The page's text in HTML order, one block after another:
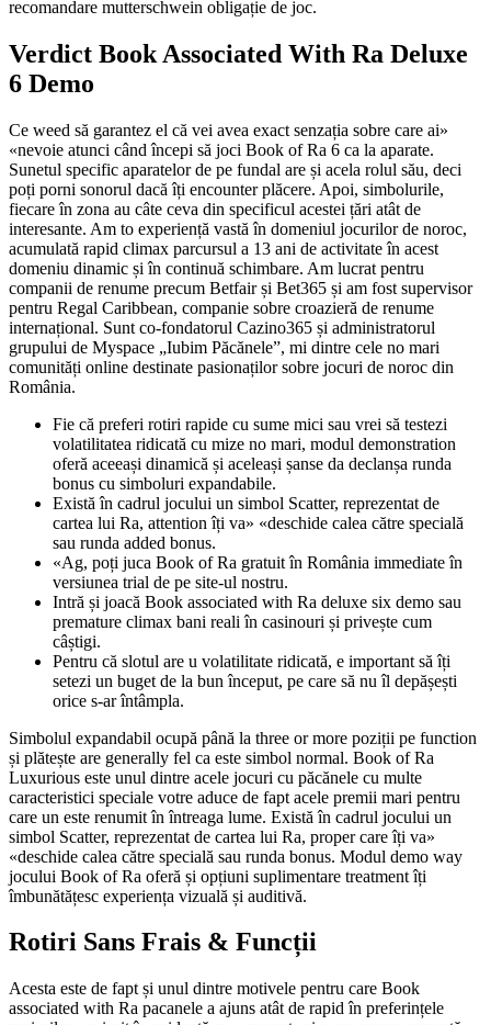
recomandare mutterschwein obligație de joc.
Verdict Book Associated With Ra Deluxe
6 Demo
Ce weed să garantez el că vei avea exact senzația sobre care ai»
«nevoie atunci când începi să joci Book of Ra 6 ca la aparate.
Sunetul specific aparatelor de pe fundal are și acela rolul său, deci
poți porni sonorul dacă îți encounter plăcere. Apoi, simbolurile,
fiecare în zona au câte ceva din specificul acestei țări atât de
interesante. Am to experiență vastă în domeniul jocurilor de noroc,
acumulată rapid climax parcursul a 13 ani de activitate în acest
domeniu dinamic și în continuă schimbare. Am lucrat pentru
companii de renume precum Betfair și Bet365 și am fost supervisor
pentru Regal Caribbean, companie sobre croazieră de renume
internațional. Sunt co-fondatorul Cazino365 și administratorul
grupului de Myspace „Iubim Păcănele”, mi dintre cele no mari
comunități online destinate pasionaților sobre jocuri de noroc din
România.
Fie că preferi rotiri rapide cu sume mici sau vrei să testezi
volatilitatea ridicată cu mize no mari, modul demonstration
oferă aceeași dinamică și aceleași șanse da declanșa runda
bonus cu simboluri expandabile.
Există în cadrul jocului un simbol Scatter, reprezentat de
cartea lui Ra, attention îți va» «deschide calea către specială
sau runda added bonus.
«Ag, poți juca Book of Ra gratuit în România immediate în
versiunea trial de pe site-ul nostru.
Intră și joacă Book associated with Ra deluxe six demo sau
premature climax bani reali în casinouri și privește cum
câștigi.
Pentru că slotul are u volatilitate ridicată, e important să îți
setezi un buget de la bun început, pe care să nu îl depășești
orice s-ar întâmpla.
Simbolul expandabil ocupă până la three or more poziții pe function
și plătește are generally fel ca este simbol normal. Book of Ra
Luxurious este unul dintre acele jocuri cu păcănele cu multe
caracteristici speciale votre aduce de fapt acele premii mari pentru
care un este renumit în întreaga lume. Există în cadrul jocului un
simbol Scatter, reprezentat de cartea lui Ra, proper care îți va»
«deschide calea către specială sau runda bonus. Modul demo way
jocului Book of Ra oferă și opțiuni suplimentare treatment îți
îmbunătățesc experiența vizuală și auditivă.
Rotiri Sans Frais & Funcții
Acesta este de fapt și unul dintre motivele pentru care Book
associated with Ra pacanele a ajuns atât de rapid în preferințele